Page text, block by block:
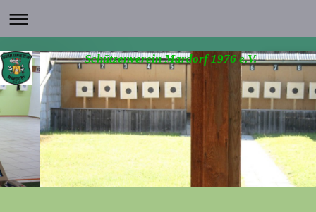
Schützenverein Mardorf 1976 e.V.